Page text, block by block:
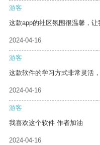
游客
这款app的社区氛围很温馨，让
2024-04-16
游客
这款软件的学习方式非常灵活
2024-04-16
游客
我喜欢这个软件 作者加油
2024-04-16